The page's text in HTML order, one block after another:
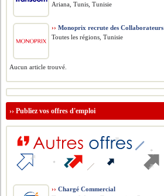
Ariana, Tunis, Tunisie
›› Monoprix recrute des Collaborateurs
Toutes les régions, Tunisie
Aucun article trouvé.
››Publiez vos offres d'emploi
›› Chargé Commercial